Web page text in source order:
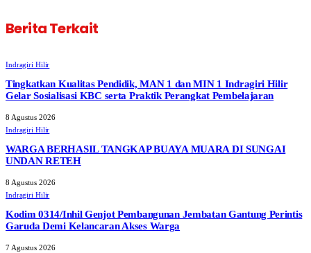
Berita Terkait
Indragiri Hilir
Tingkatkan Kualitas Pendidik, MAN 1 dan MIN 1 Indragiri Hilir
Gelar Sosialisasi KBC serta Praktik Perangkat Pembelajaran
8 Agustus 2026
Indragiri Hilir
WARGA BERHASIL TANGKAP BUAYA MUARA DI SUNGAI
UNDAN RETEH
8 Agustus 2026
Indragiri Hilir
Kodim 0314/Inhil Genjot Pembangunan Jembatan Gantung Perintis
Garuda Demi Kelancaran Akses Warga
7 Agustus 2026